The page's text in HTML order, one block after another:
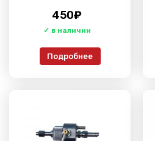
450₽
Подробнее